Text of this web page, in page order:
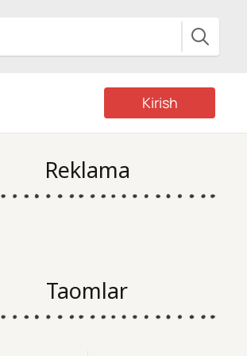
Kirish
Reklama
Taomlar